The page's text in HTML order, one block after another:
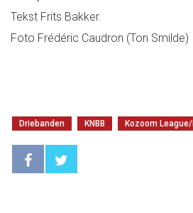
Tekst Frits Bakker.
Foto Frédéric Caudron (Ton Smilde)
Driebanden KNBB Kozoom